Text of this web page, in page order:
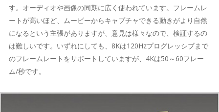
す。オーディオや画像の同期に広く使われています。フレームレ
ートが高いほど、ムービーからキャプチャできる動きがより自然
になるという主張がありますが、意見は様々なので、検証するの
は難しいです。いずれにしても、8Kは120Hzプログレッシブまで
のフレームレートをサポートしていますが、4Kは50～60フレー
ム/秒です。